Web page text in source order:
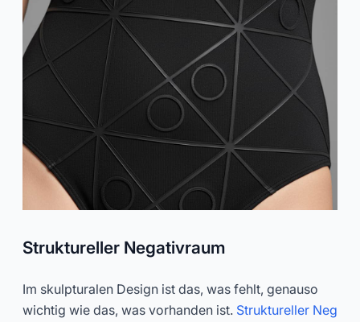
Struktureller Negativraum
Im skulpturalen Design ist das, was fehlt, genauso
wichtig wie das, was vorhanden ist. Struktureller Neg